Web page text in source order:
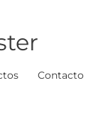
Contacto